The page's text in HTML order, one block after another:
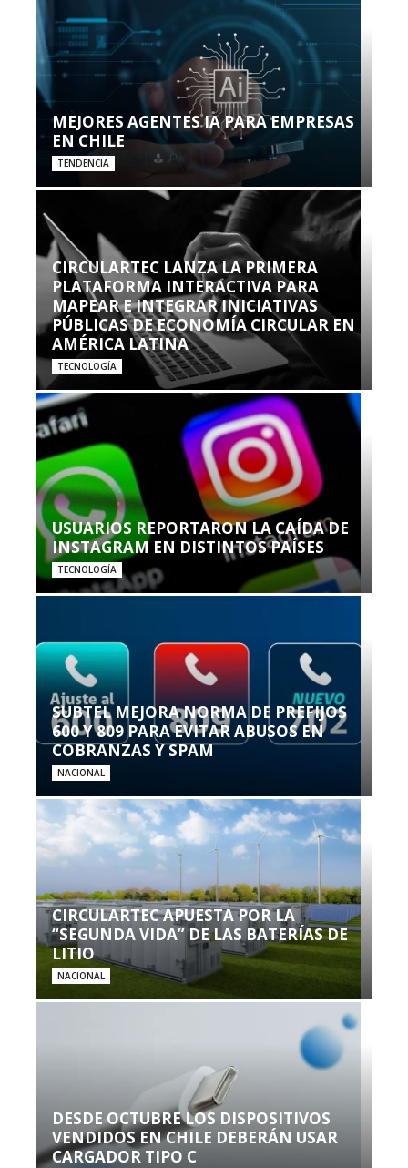
MEJORES AGENTES IA PARA EMPRESAS
EN CHILE
TENDENCIA
CIRCULARTEC LANZA LA PRIMERA
PLATAFORMA INTERACTIVA PARA
MAPEAR E INTEGRAR INICIATIVAS
PÚBLICAS DE ECONOMÍA CIRCULAR EN
AMÉRICA LATINA
TECNOLOGÍA
USUARIOS REPORTARON LA CAÍDA DE
INSTAGRAM EN DISTINTOS PAÍSES
TECNOLOGÍA
SUBTEL MEJORA NORMA DE PREFIJOS
600 Y 809 PARA EVITAR ABUSOS EN
COBRANZAS Y SPAM
NACIONAL
CIRCULARTEC APUESTA POR LA
“SEGUNDA VIDA” DE LAS BATERÍAS DE
LITIO
NACIONAL
DESDE OCTUBRE LOS DISPOSITIVOS
VENDIDOS EN CHILE DEBERÁN USAR
CARGADOR TIPO C